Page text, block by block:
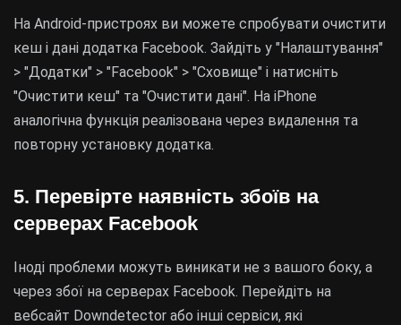
На Android-пристроях ви можете спробувати очистити
кеш і дані додатка Facebook. Зайдіть у "Налаштування"
> "Додатки" > "Facebook" > "Сховище" і натисніть
"Очистити кеш" та "Очистити дані". На iPhone
аналогічна функція реалізована через видалення та
повторну установку додатка.
5. Перевірте наявність збоїв на
серверах Facebook
Іноді проблеми можуть виникати не з вашого боку, а
через збої на серверах Facebook. Перейдіть на
вебсайт Downdetector або інші сервіси, які